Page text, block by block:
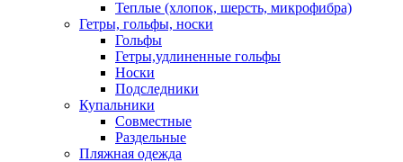
Теплые (хлопок, шерсть, микрофибра)
Гетры, гольфы, носки
Гольфы
Гетры,удлиненные гольфы
Носки
Подследники
Купальники
Совместные
Раздельные
Пляжная одежда